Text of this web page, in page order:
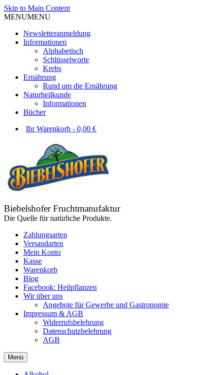
Skip to Main Content
MENUMENU
Newsletteranmeldung
Informationen
Alphabetisch
Schlüsselworte
Krebs
Ernährung
Rund um die Ernährung
Naturheilkunde
Informationen
Bücher
Ihr Warenkorb - 0,00 €
Biebelshofer Fruchtmanufaktur
Die Quelle für natürliche Produkte.
Zahlungsarten
Versandarten
Mein Konto
Kasse
Warenkorb
Blog
Facebook: Heilpflanzen
Wir über uns
Angebote für Gewerbe und Gastronomie
Impressum & AGB
Widerrufsbelehrung
Datenschutzbelehrung
AGB
Menü